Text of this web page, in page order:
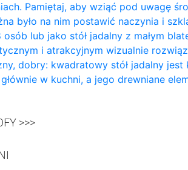
Pamiętaj, aby wziąć pod uwagę
było na nim postawić naczynia i
osób lub jako stół jadalny z małym
i atrakcyjnym wizualnie
dobry: kwadratowy stół jadalny
w kuchni, a jego drewniane
>>>